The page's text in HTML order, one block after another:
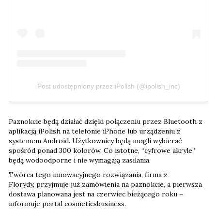
Post udostępniony przez iPolish (@ipolish_inc)
Paznokcie będą działać dzięki połączeniu przez Bluetooth z
aplikacją iPolish na telefonie iPhone lub urządzeniu z
systemem Android. Użytkownicy będą mogli wybierać
spośród ponad 300 kolorów. Co istotne, “cyfrowe akryle”
będą wodoodporne i nie wymagają zasilania.
Twórca tego innowacyjnego rozwiązania, firma z
Florydy, przyjmuje już zamówienia na paznokcie, a pierwsza
dostawa planowana jest na czerwiec bieżącego roku –
informuje portal cosmeticsbusiness.